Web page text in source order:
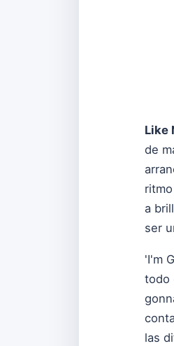
Like
de
a
ser
'I'm
todo
las